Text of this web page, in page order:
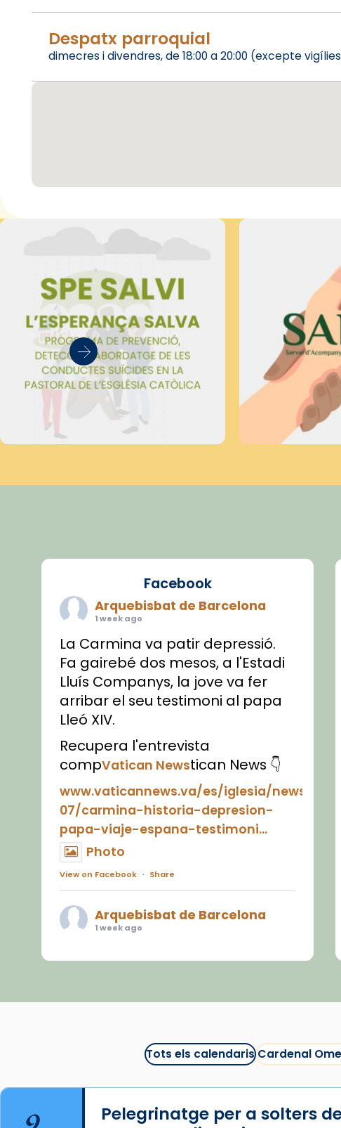
Despatx parroquial
dimecres i divendres, de 18:00 a 20:00 (excepte
Facebook
Arquebisbat de Barcelona
1 week ago
La Carmina va patir depressió.
Fa gairebé dos mesos, a l'Estadi
Lluís Companys, la jove va fer
arribar el seu testimoni al papa
Lleó XIV.
Recupera l'entrevista
compVatican Newstican News 👇
www.vaticannews.va/es/iglesia/news/
07/carmina-historia-depresion-
papa-viaje-espana-testimoni...
Photo
View on Facebook · Share
Arquebisbat de Barcelona
1 week ago
juliol la missa de Les Santes de
Tots els calendarisCardenal
Pelegrinatge per a solters